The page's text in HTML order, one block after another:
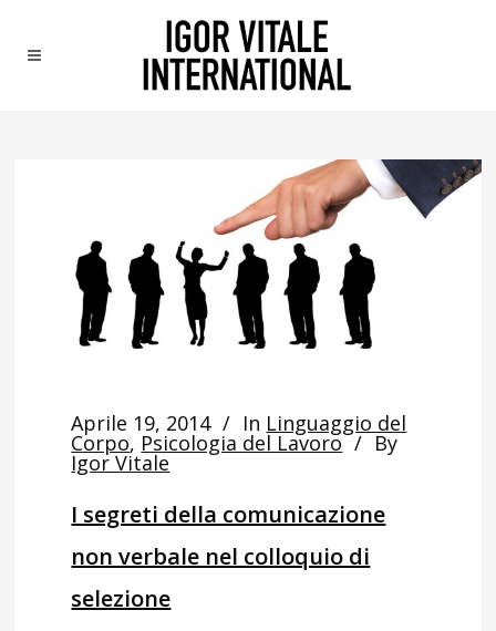
Aprile 19, 2014 In Linguaggio del
Corpo, Psicologia del Lavoro By
Igor Vitale
I segreti della comunicazione
non verbale nel colloquio di
selezione